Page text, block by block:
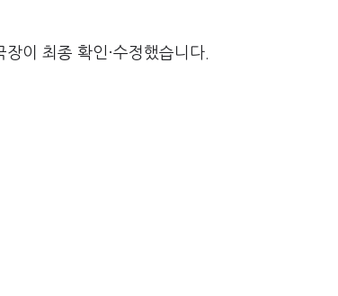
이 최종 확인·수정했습니다.